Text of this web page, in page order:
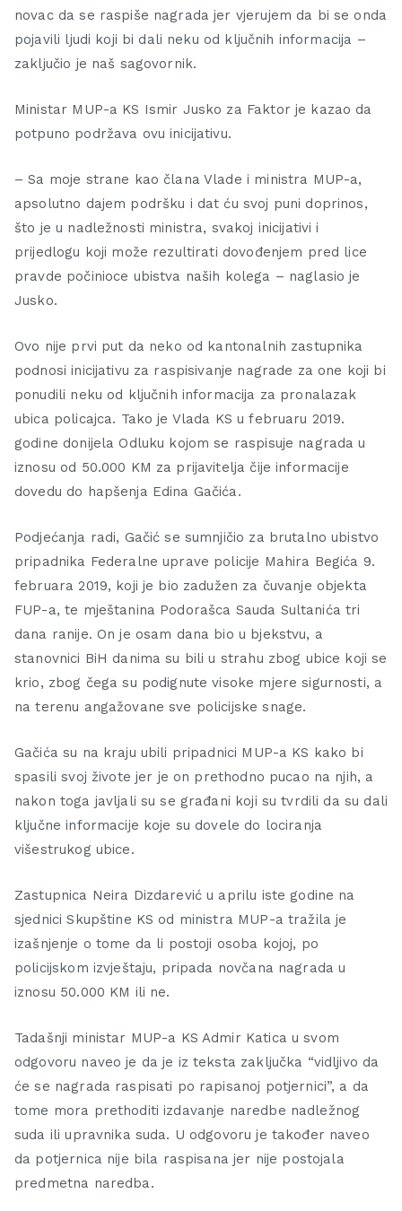
novac da se raspiše nagrada jer vjerujem da bi se onda
pojavili ljudi koji bi dali neku od ključnih informacija –
zaključio je naš sagovornik.
Ministar MUP-a KS Ismir Jusko za Faktor je kazao da
potpuno podržava ovu inicijativu.
– Sa moje strane kao člana Vlade i ministra MUP-a,
apsolutno dajem podršku i dat ću svoj puni doprinos,
što je u nadležnosti ministra, svakoj inicijativi i
prijedlogu koji može rezultirati dovođenjem pred lice
pravde počinioce ubistva naših kolega – naglasio je
Jusko.
Ovo nije prvi put da neko od kantonalnih zastupnika
podnosi inicijativu za raspisivanje nagrade za one koji bi
ponudili neku od ključnih informacija za pronalazak
ubica policajca. Tako je Vlada KS u februaru 2019.
godine donijela Odluku kojom se raspisuje nagrada u
iznosu od 50.000 KM za prijavitelja čije informacije
dovedu do hapšenja Edina Gačića.
Podjećanja radi, Gačić se sumnjičio za brutalno ubistvo
pripadnika Federalne uprave policije Mahira Begića 9.
februara 2019, koji je bio zadužen za čuvanje objekta
FUP-a, te mještanina Podorašca Sauda Sultanića tri
dana ranije. On je osam dana bio u bjekstvu, a
stanovnici BiH danima su bili u strahu zbog ubice koji se
krio, zbog čega su podignute visoke mjere sigurnosti, a
na terenu angažovane sve policijske snage.
Gačića su na kraju ubili pripadnici MUP-a KS kako bi
spasili svoj živote jer je on prethodno pucao na njih, a
nakon toga javljali su se građani koji su tvrdili da su dali
ključne informacije koje su dovele do lociranja
višestrukog ubice.
Zastupnica Neira Dizdarević u aprilu iste godine na
sjednici Skupštine KS od ministra MUP-a tražila je
izašnjenje o tome da li postoji osoba kojoj, po
policijskom izvještaju, pripada novčana nagrada u
iznosu 50.000 KM ili ne.
Tadašnji ministar MUP-a KS Admir Katica u svom
odgovoru naveo je da je iz teksta zaključka “vidljivo da
će se nagrada raspisati po rapisanoj potjernici”, a da
tome mora prethoditi izdavanje naredbe nadležnog
suda ili upravnika suda. U odgovoru je također naveo
da potjernica nije bila raspisana jer nije postojala
predmetna naredba.